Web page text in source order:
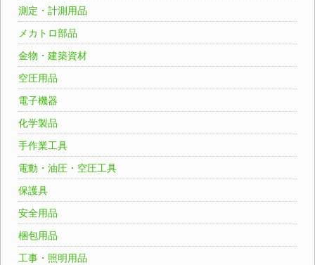
測定・計測用品
メカトロ部品
金物・建築資材
空圧用品
電子機器
化学製品
手作業工具
電動・油圧・空圧工具
保護具
安全用品
梱包用品
工事・照明用品